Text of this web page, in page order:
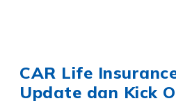
CAR Life
Update dan Kick